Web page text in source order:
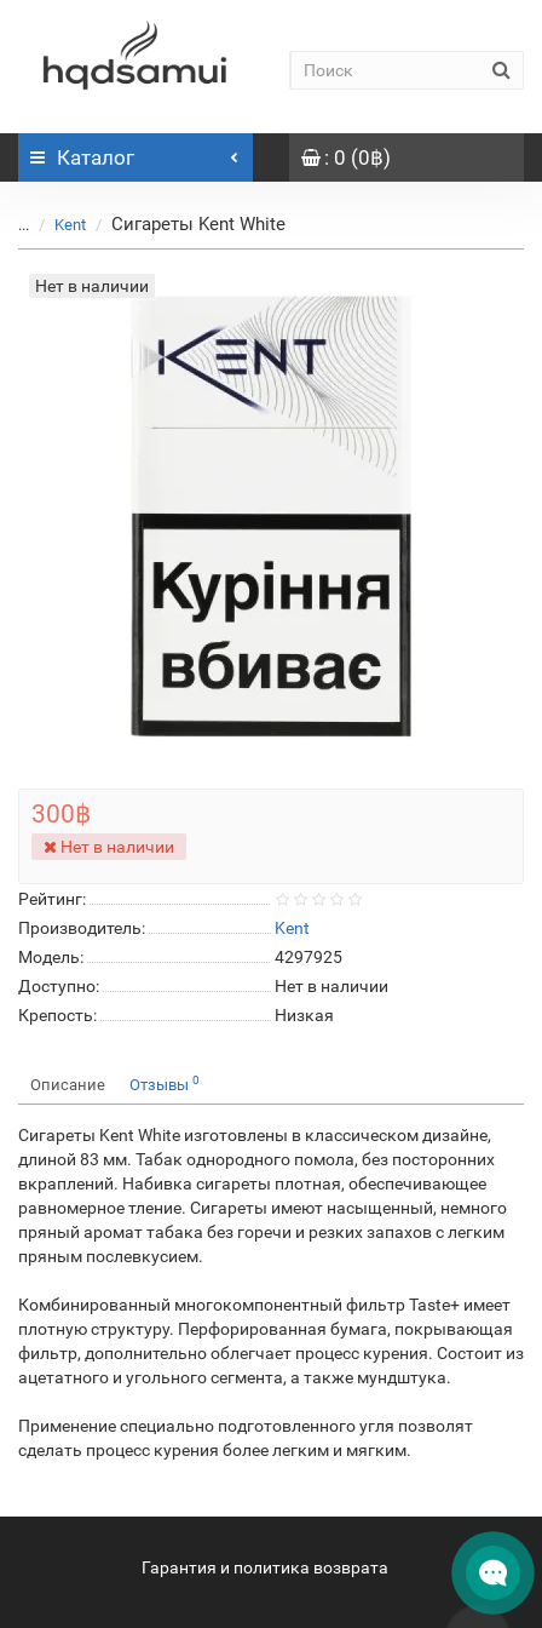
Каталог : 0 (0฿)
... Kent Сигареты Kent White
Нет в наличии
Рейтинг:
Производитель:
Kent
Модель:
4297925
Доступно:
Нет в наличии
Крепость:
Низкая
300฿
Нет в наличии
Описание Отзывы 0
Сигареты Kent White изготовлены в классическом дизайне,
длиной 83 мм. Табак однородного помола, без посторонних
вкраплений. Набивка сигареты плотная, обеспечивающее
равномерное тление. Сигареты имеют насыщенный, немного
пряный аромат табака без горечи и резких запахов с легким
пряным послевкусием.
Комбинированный многокомпонентный фильтр Taste+ имеет
плотную структуру. Перфорированная бумага, покрывающая
фильтр, дополнительно облегчает процесс курения. Состоит из
ацетатного и угольного сегмента, а также мундштука.
Применение специально подготовленного угля позволят
сделать процесс курения более легким и мягким.
Гарантия и политика возврата